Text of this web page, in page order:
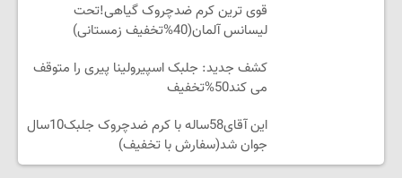
قوی ترین کرم ضدچروک گیاهی!تحت
لیسانس آلمان(40%تخفیف زمستانی)
کشف جدید: جلبک اسپیرولینا پیری را متوقف
می کند50%تخفیف
این آقای58ساله با کرم ضدچروک جلبک10سال
جوان شد(سفارش با تخفیف)